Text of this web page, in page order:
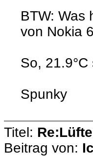
BTW: Was
von Nokia
So,
Spunky
Titel:
Beitrag von: